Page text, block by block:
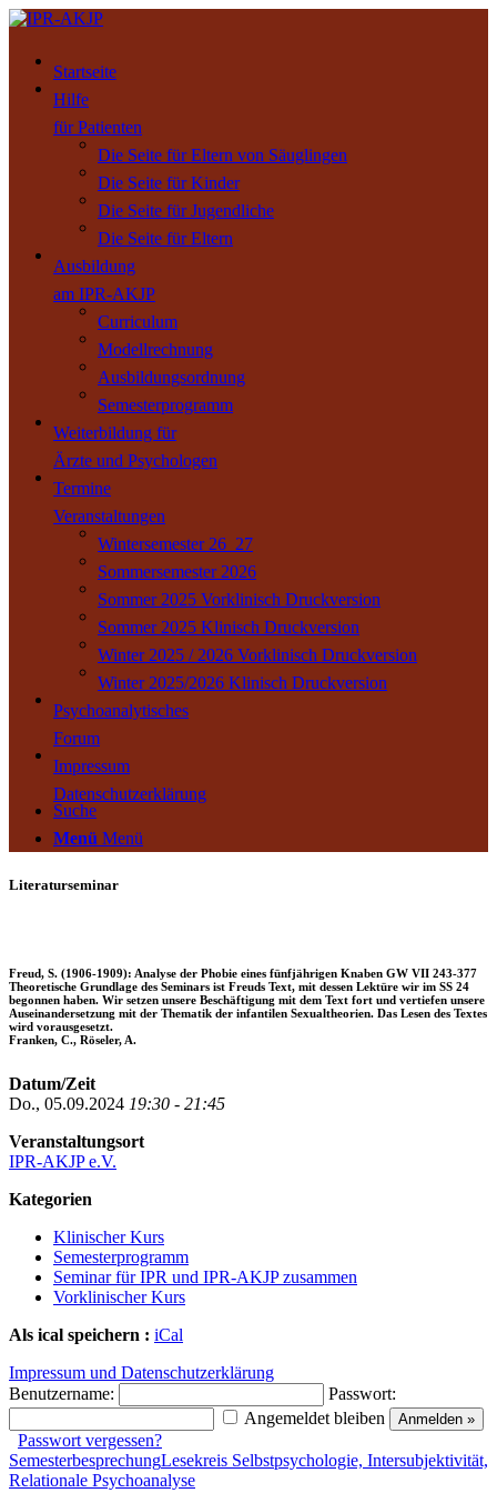
Startseite
Hilfe
für Patienten
Die Seite für Eltern von Säuglingen
Die Seite für Kinder
Die Seite für Jugendliche
Die Seite für Eltern
Ausbildung
am IPR-AKJP
Curriculum
Modellrechnung
Ausbildungsordnung
Semesterprogramm
Weiterbildung für
Ärzte und Psychologen
Termine
Veranstaltungen
Wintersemester 26_27
Sommersemester 2026
Sommer 2025 Vorklinisch Druckversion
Sommer 2025 Klinisch Druckversion
Winter 2025 / 2026 Vorklinisch Druckversion
Winter 2025/2026 Klinisch Druckversion
Psychoanalytisches
Forum
Impressum
Datenschutzerklärung
Suche
Menü Menü
Literaturseminar
Freud, S. (1906-1909): Analyse der Phobie eines fünfjährigen Knaben GW VII 243-377
Theoretische Grundlage des Seminars ist Freuds Text, mit dessen Lektüre wir im SS 24
begonnen haben. Wir setzen unsere Beschäftigung mit dem Text fort und vertiefen unsere
Auseinandersetzung mit der Thematik der infantilen Sexualtheorien. Das Lesen des Textes
wird vorausgesetzt.
Franken, C., Röseler, A.
Datum/Zeit
Do., 05.09.2024 19:30 - 21:45
Veranstaltungsort
IPR-AKJP e.V.
Kategorien
Klinischer Kurs
Semesterprogramm
Seminar für IPR und IPR-AKJP zusammen
Vorklinischer Kurs
Als ical speichern : iCal
Impressum und Datenschutzerklärung
Benutzername:
Passwort:
Angemeldet bleiben
Passwort vergessen?
SemesterbesprechungLesekreis Selbstpsychologie, Intersubjektivität,
Relationale Psychoanalyse